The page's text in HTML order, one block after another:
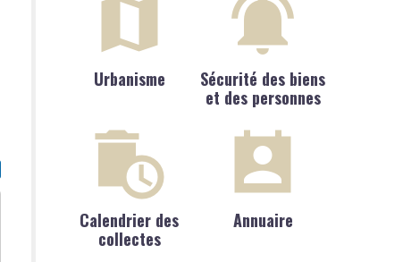
Urbanisme
Sécurité des biens
et des personnes
Calendrier des
collectes
Annuaire